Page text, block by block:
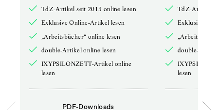
TdZ-Artikel seit 2013 online lesen
Exklusive Online-Artikel lesen
„Arbeitsbücher“ online lesen
double-Artikel online lesen
IXYPSILONZETT-Artikel online
lesen
PDF-Downloads
TdZ-Artikel
Exklusive
double-
lesen